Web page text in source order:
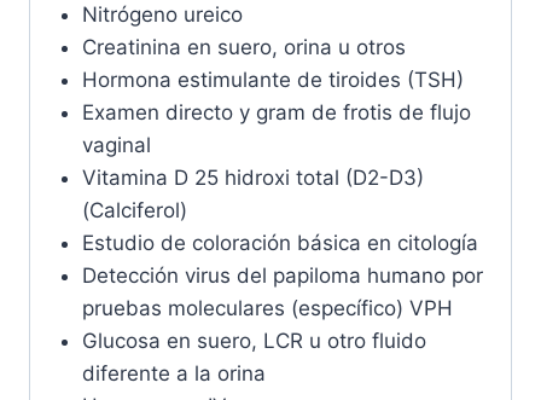
Nitrógeno ureico
Creatinina en suero, orina u otros
Hormona estimulante de tiroides (TSH)
Examen directo y gram de frotis de flujo
vaginal
Vitamina D 25 hidroxi total (D2-D3)
(Calciferol)
Estudio de coloración básica en citología
Detección virus del papiloma humano por
pruebas moleculares (específico) VPH
Glucosa en suero, LCR u otro fluido
diferente a la orina